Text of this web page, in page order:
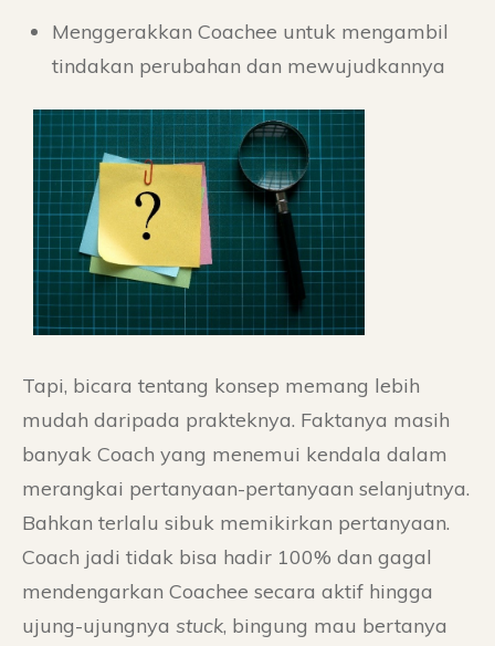
Menggerakkan Coachee untuk mengambil
tindakan perubahan dan mewujudkannya
Tapi, bicara tentang konsep memang lebih
mudah daripada prakteknya. Faktanya masih
banyak Coach yang menemui kendala dalam
merangkai pertanyaan-pertanyaan selanjutnya.
Bahkan terlalu sibuk memikirkan pertanyaan.
Coach jadi tidak bisa hadir 100% dan gagal
mendengarkan Coachee secara aktif hingga
ujung-ujungnya stuck, bingung mau bertanya